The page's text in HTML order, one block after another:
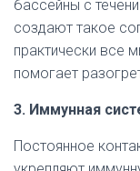
бассейны с
создают такое
практически все
помогает
3. Иммунная
Постоянное